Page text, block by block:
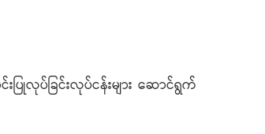
ပြုလုပ်ခြင်းလုပ်ငန်းများ ဆောင်ရွက်